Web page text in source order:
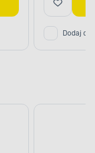
Dodaj do